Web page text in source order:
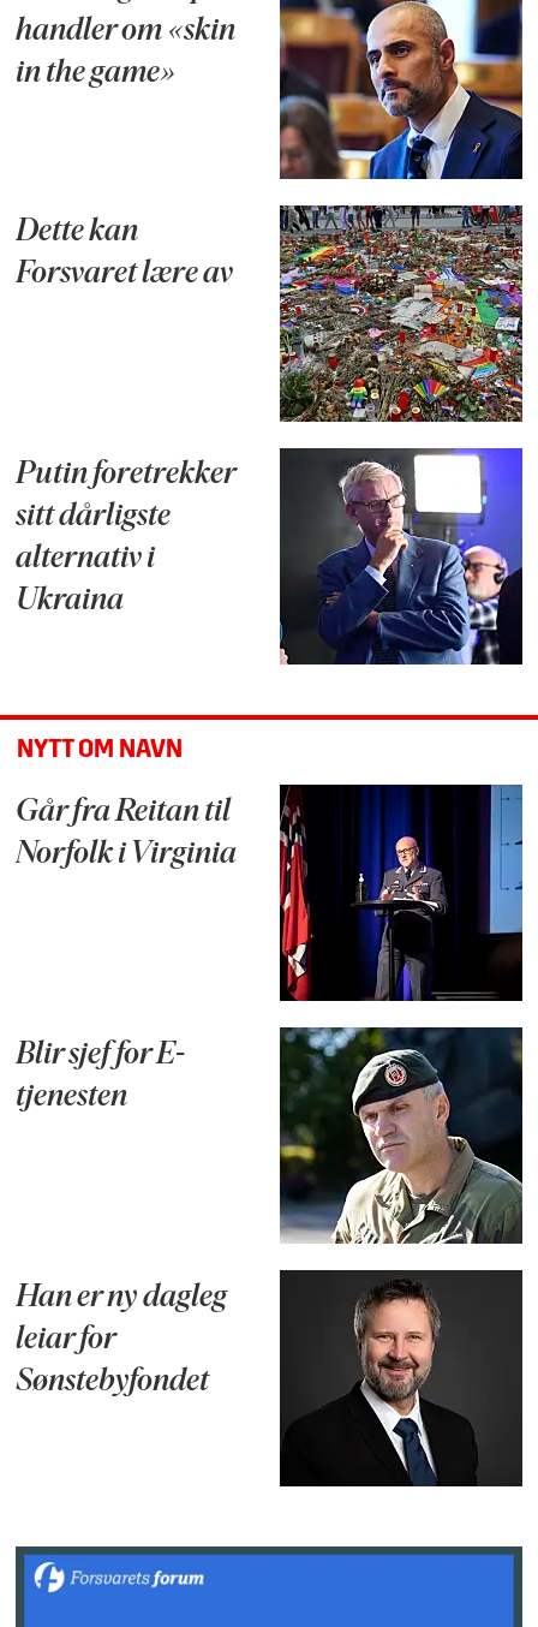
handler om «skin
in the game»
Dette kan
Forsvaret lære av
Putin foretrekker
sitt dårligste
alternativ i
Ukraina
NYTT OM NAVN
Går fra Reitan til
Norfolk i Virginia
Blir sjef for E-
tjenesten
Han er ny dagleg
leiar for
Sønstebyfondet